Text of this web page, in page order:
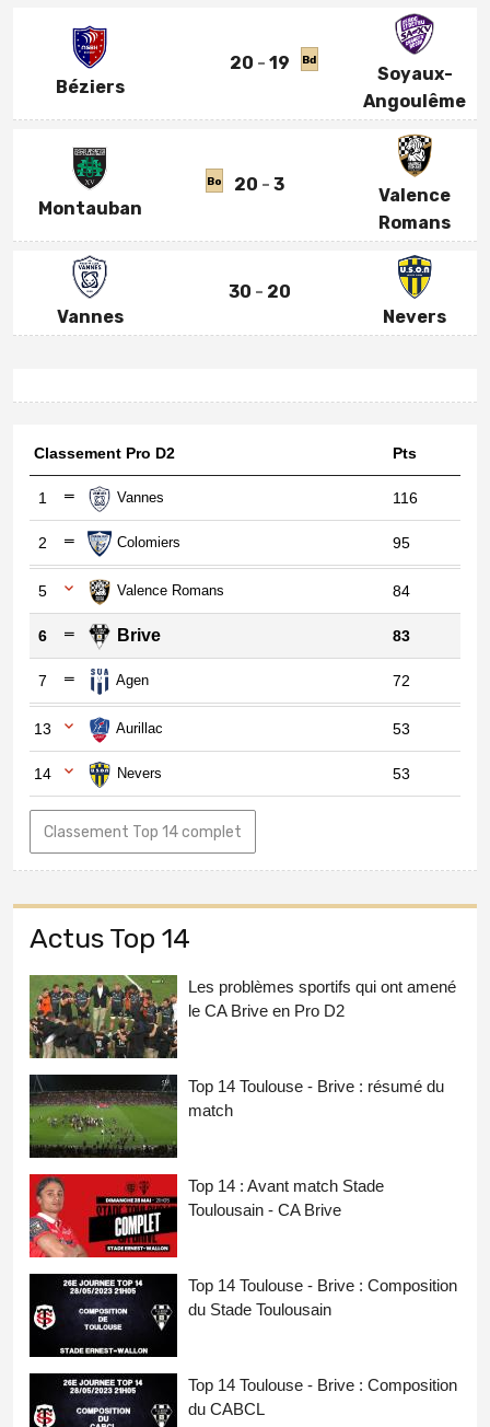
Béziers
20 19 Bd
Soyaux-
Angoulême
Montauban
Bo 20 3
Valence
Romans
Vannes
30
20
Nevers
Classement Pro D2 Pts
1 Vannes 116
2 Colomiers 95
5 Valence Romans 84
6 Brive 83
7 Agen 72
13 Aurillac 53
14 Nevers 53
Classement Top 14 complet
Actus Top 14
Les problèmes sportifs qui ont amené
le CA Brive en Pro D2
Top 14 Toulouse - Brive : résumé du
match
Top 14 : Avant match Stade
Toulousain - CA Brive
Top 14 Toulouse - Brive : Composition
du Stade Toulousain
Top 14 Toulouse - Brive : Composition
du CABCL